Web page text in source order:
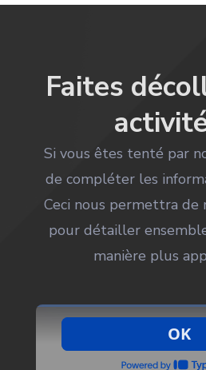
Faites
Si vous êtes tenté par
de compléter les
Ceci nous permettra de
pour détailler
manière plus